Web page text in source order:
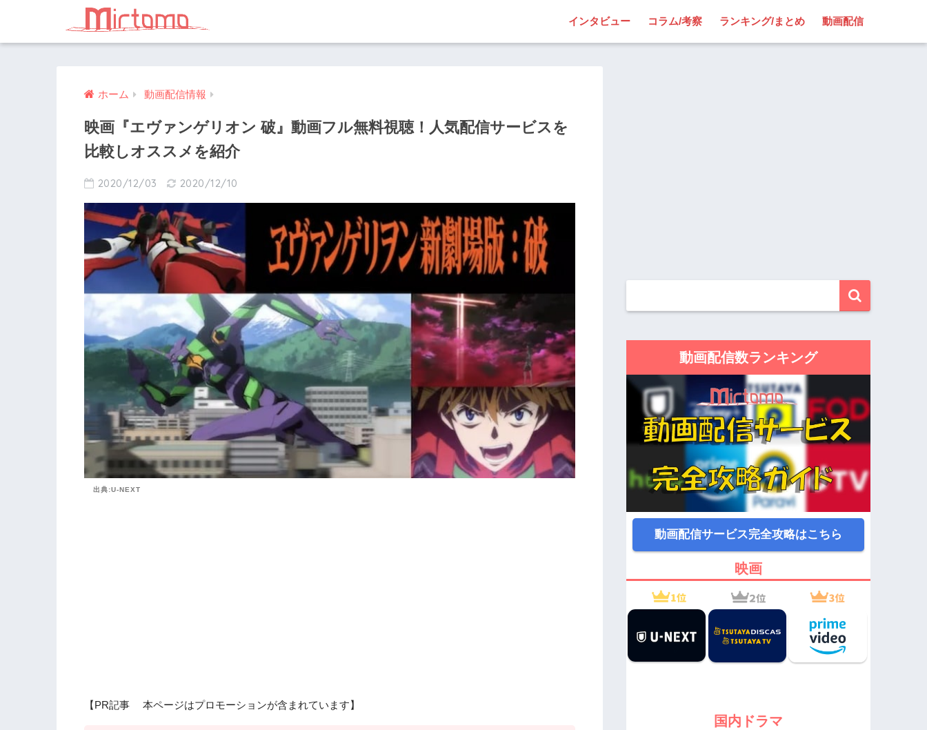
インタビュー コラム/考察 ランキング/まとめ 動画配信
ホーム 動画配信情報
映画『エヴァンゲリオン 破』動画フル無料視聴！人気配信サービスを
比較しオススメを紹介
2020/12/03 2020/12/10
出典:U-NEXT
【PR記事 本ページはプロモーションが含まれています】
動画配信数ランキング
動画配信サービス完全攻略はこちら
映画
国内ドラマ